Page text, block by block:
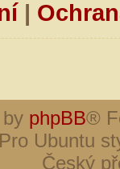
|
phpBB®
Pro Ubuntu
Český